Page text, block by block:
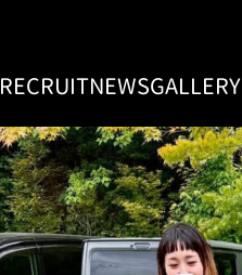
RECRUITNEWSGALLERY